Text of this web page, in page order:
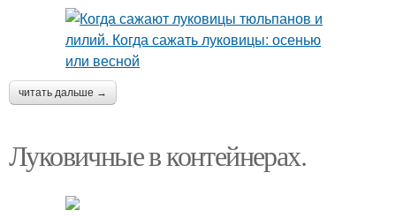
читать дальше →
Луковичные в контейнерах.